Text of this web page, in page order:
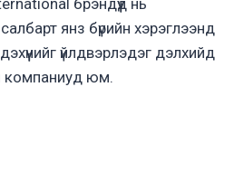
брэндүүд нь
янз бүрийн хэрэглээнд
үйлдвэрлэдэг дэлхийд
компаниуд юм.